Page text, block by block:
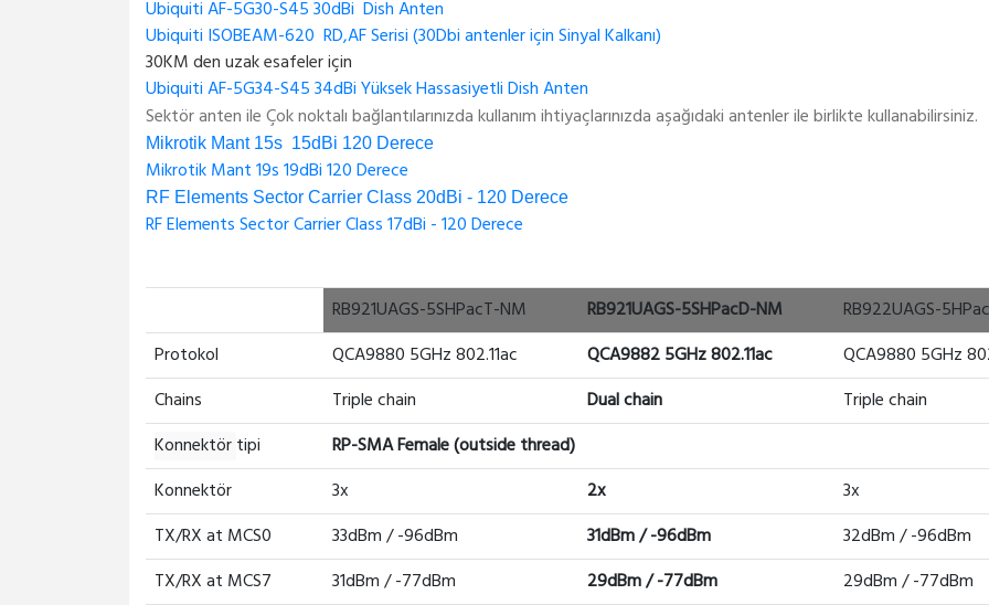
Ubiquiti AF-5G30-S45 30dBi Dish Anten
Ubiquiti ISOBEAM-620 RD,AF Serisi (30Dbi antenler için Sinyal Kalkanı)
30KM den uzak esafeler için
Ubiquiti AF-5G34-S45 34dBi Yüksek Hassasiyetli Dish Anten
Sektör anten ile Çok noktalı bağlantılarınızda kullanım ihtiyaçlarınızda aşağıdaki antenler ile birlikte kullanabilirsiniz.
Mikrotik Mant 15s 15dBi 120 Derece
Mikrotik Mant 19s 19dBi 120 Derece
RF Elements Sector Carrier Class 20dBi - 120 Derece
RF Elements Sector Carrier Class 17dBi - 120 Derece
RB921UAGS-5SHPacT-NM RB921UAGS-5SHPacD-NM RB922UAGS-
Protokol
QCA9880 5GHz 802.11ac QCA9882 5GHz 802.11ac QCA9880 5GHz
Chains
Triple chain Dual chain Triple chain
Konnektörtipi
RP-SMA Female (outside thread)
Konnektör
3x 2x 3x
TX/RX at MCS0
33dBm / -96dBm 31dBm / -96dBm 32dBm / -96dBm
TX/RX at MCS7
31dBm / -77dBm 29dBm / -77dBm 29dBm / -77dBm